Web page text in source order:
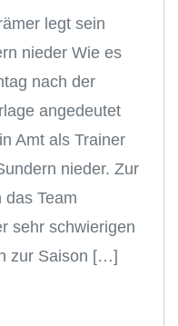
legt sein
nieder Wie es
nach der
angedeutet
Amt als Trainer
nieder. Zur
Team
sehr schwierigen
zur Saison […]